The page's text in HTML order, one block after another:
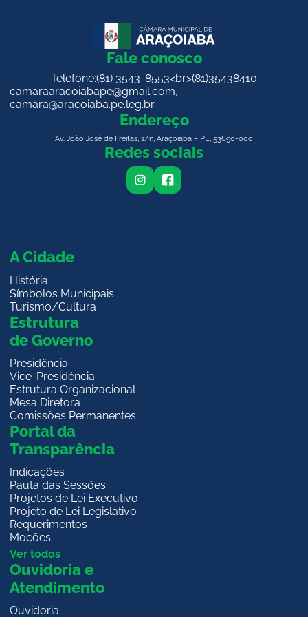
Fale conosco
Telefone:(81) 3543-8553<br>(81)35438410
camaraaracoiabape@gmail.com,
camara@aracoiaba.pe.leg.br
Endereço
Av. João José de Freitas, s/n, Araçoiaba – PE, 53690-000
Redes sociais
i
s
f
c
A Cidade
História
Símbolos Municipais
Turismo/Cultura
Estrutura
de Governo
Presidência
Vice-Presidência
Estrutura Organizacional
Mesa Diretora
Comissões Permanentes
Portal da
Transparência
Indicações
Pauta das Sessões
Projetos de Lei Executivo
Projeto de Lei Legislativo
Requerimentos
Moções
Ver todos
Ouvidoria e
Atendimento
Ouvidoria